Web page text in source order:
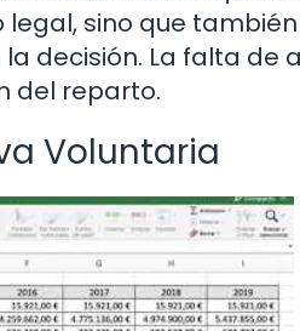
sino que
decisión. La falta de
del reparto.
Voluntaria